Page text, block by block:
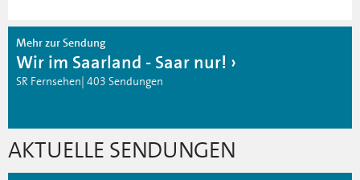
Mehr zur Sendung
Wir im Saarland - Saar nur!
SR Fernsehen| 403 Sendungen
AKTUELLE SENDUNGEN